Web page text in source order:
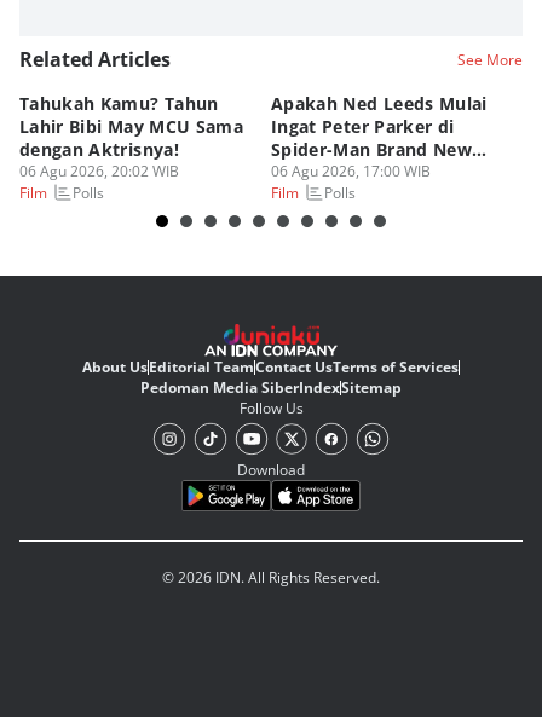
Related Articles See More
Tahukah Kamu? Tahun
Lahir Bibi May MCU Sama
dengan Aktrisnya!
06 Agu 2026, 20:02 WIB
Film
Polls
Apakah Ned Leeds Mulai
Ingat Peter Parker di
Spider-Man Brand New
Day?
06 Agu 2026, 17:00 WIB
Film
Polls
About UsEditorial TeamContact UsTerms of Services
Pedoman Media SiberIndexSitemap
Follow Us
Download
© 2026 IDN. All Rights Reserved.